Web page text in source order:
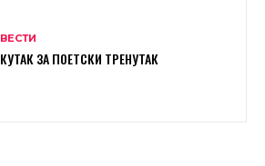
ВЕСТИ
КУТАК ЗА ПОЕТСКИ ТРЕНУТАК